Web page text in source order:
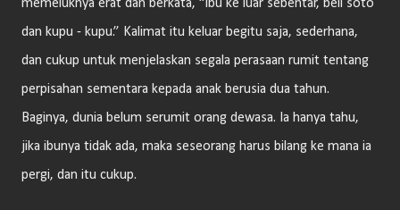
memeluknya erat dan berkata, “Ibu ke luar sebentar, beli soto
dan kupu - kupu.” Kalimat itu keluar begitu saja, sederhana,
dan cukup untuk menjelaskan segala perasaan rumit tentang
perpisahan sementara kepada anak berusia dua tahun.
Baginya, dunia belum serumit orang dewasa. Ia hanya tahu,
jika ibunya tidak ada, maka seseorang harus bilang ke mana ia
pergi, dan itu cukup.